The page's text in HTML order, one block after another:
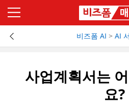
비즈폼 AI > AI
사업계획서는
요?